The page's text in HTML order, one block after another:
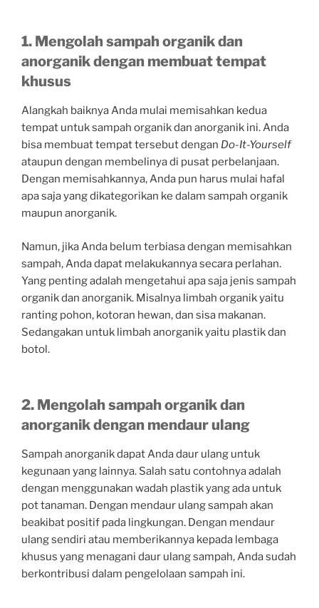
1. Mengolah sampah organik dan
anorganik dengan membuat tempat
khusus
Alangkah baiknya Anda mulai memisahkan kedua
tempat untuk sampah organik dan anorganik ini. Anda
bisa membuat tempat tersebut dengan Do-It-Yourself
ataupun dengan membelinya di pusat perbelanjaan.
Dengan memisahkannya, Anda pun harus mulai hafal
apa saja yang dikategorikan ke dalam sampah organik
maupun anorganik.
Namun, jika Anda belum terbiasa dengan memisahkan
sampah, Anda dapat melakukannya secara perlahan.
Yang penting adalah mengetahui apa saja jenis sampah
organik dan anorganik. Misalnya limbah organik yaitu
ranting pohon, kotoran hewan, dan sisa makanan.
Sedangakan untuk limbah anorganik yaitu plastik dan
botol.
2. Mengolah sampah organik dan
anorganik dengan mendaur ulang
Sampah anorganik dapat Anda daur ulang untuk
kegunaan yang lainnya. Salah satu contohnya adalah
dengan menggunakan wadah plastik yang ada untuk
pot tanaman. Dengan mendaur ulang sampah akan
beakibat positif pada lingkungan. Dengan mendaur
ulang sendiri atau memberikannya kepada lembaga
khusus yang menagani daur ulang sampah, Anda sudah
berkontribusi dalam pengelolaan sampah ini.